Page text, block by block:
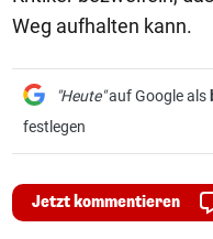
Weg aufhalten kann.
"Heute"auf Google als
festlegen
Jetzt kommentieren